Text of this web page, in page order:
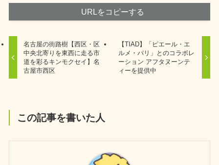
URLをコピーする
名古屋の街路樹【西区・区
中央北寄りを東西に走る市
道を彩るキンモクセイ】名
古屋市西区
【TIAD】「ピエール・エ
ルメ・パリ」とのコラボレ
ーション アフタヌーンテ
ィーを提供中
この記事を書いた人